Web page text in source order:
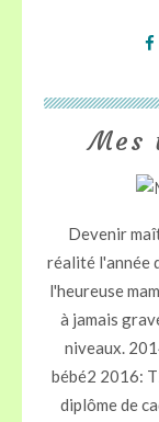
Mes
Devenir
réalité l'année
l'heureuse
à jamais
niveaux.
bébé2 2016:
diplôme de